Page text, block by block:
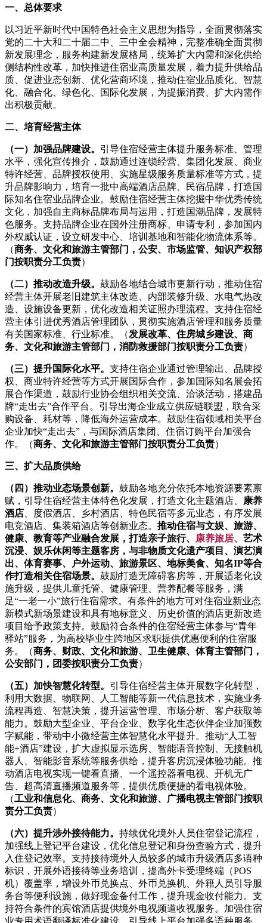
一、总体要求
以习近平新时代中国特色社会主义思想为指导，全面贯彻落实
党的二十大和二十届二中、三中全会精神，完整准确全面贯彻
新发展理念，服务构建新发展格局，统筹扩大内需和深化供给
侧结构性改革，加快推进住宿业高质量发展，着力提升供给品
质、促进业态创新、优化营商环境，推动住宿业品质化、智慧
化、融合化、绿色化、国际化发展，为提振消费、扩大内需作
出积极贡献。
二、培育经营主体
（一）加强品牌建设。 引导住宿经营主体提升服务标准、管理
水平，强化宣传推介，鼓励通过连锁经营、集团化发展、商业
特许经营、品牌授权使用、实施星级服务质量标准等方式，提
升品牌影响力，培育一批中高端酒店品牌、民宿品牌，打造国
际知名住宿业品牌企业。鼓励住宿经营主体挖掘中华优秀传统
文化，加强自主商标品牌布局与运用，打造国潮品牌，发展特
色服务。支持品牌企业在国外注册商标、申请专利，参加国内
外权威认证，设立研发中心、培训基地和智能化物流体系等。
（商务、文化和旅游主管部门，公安、市场监管、知识产权部
门按职责分工负责）
（二）推动改造升级。 鼓励各地结合城市更新行动，推动住宿
经营主体开展老旧建筑主体改造、内部装修升级、水电气热改
造、设施设备更新，优化改造相关证照办理流程。支持住宿经
营主体引进优秀酒店管理团队，贯彻实施酒店管理和服务质量
有关国家标准、行业标准。（发展改革、住房城乡建设、商
务、文化和旅游主管部门，消防救援部门按职责分工负责）
（三）提升国际化水平。 支持住宿企业通过管理输出、品牌授
权、商业特许经营等方式开展国际合作，参加国际知名展会拓
展合作渠道，鼓励行业协会组织相关交流、洽谈活动，搭建品
牌“走出去”合作平台。引导出海企业成立供应链联盟，联合采
购设备、耗材等，降低海外运营成本。鼓励住宿领域相关平台
企业加快“走出去”，与国际酒店集团、住宿订购平台加强合
作。（商务、文化和旅游主管部门按职责分工负责）
三、扩大品质供给
（四）推动业态场景创新。 鼓励各地充分依托本地资源要素禀
赋，引导住宿经营主体特色化发展，打造文化主题酒店、
康养
酒店 、度假酒店、乡村酒店、特色民宿等多元业态，有序发展
电竞酒店、集装箱酒店等创新业态。 推动住宿与文娱、旅游、
健康、教育等产业融合发展，打造亲子旅行、
康养旅居、 艺术
沉浸、娱乐休闲等主题客房，与非物质文化遗产项目、演艺演
出、体育赛事、户外运动、旅游景区、地标美食、知名IP等合
作打造相关住宿场景。 鼓励打造无障碍客房等，开展适老化设
施升级，提供儿童托管、健康管理、营养配餐等服务，满
足“一老一小”旅行住宿需求。有条件的地方可对住宿业新业态
新模式新场景建设和具有地标意义、历史价值的酒店更新改造
项目给予政策支持。鼓励符合条件的住宿经营主体参与“青年
驿站”服务，为高校毕业生跨地区求职提供优惠便利的住宿服
务。（商务、财政、文化和旅游、卫生健康、体育主管部门，
公安部门，团委按职责分工负责）
（五）加快智慧化转型。 引导住宿经营主体开展数字化转型，
利用大数据、物联网、人工智能等新一代信息技术，实施业务
流程再造、智慧决策，提升运营管理、市场分析、客户获取等
能力。鼓励大型企业、平台企业、数字化生态伙伴企业加强数
字赋能，带动中小微经营主体智慧化水平提升。推动“人工智
能+酒店”建设，扩大虚拟显示选房、智能语音控制、无接触机
器人、智能影音系统等服务供给，提升客房沉浸体验功能。推
动酒店电视实现一键看直播、一个遥控器看电视、开机无广
告、超高清直播频道服务等，提供优质便捷的看电视体验。
（工业和信息化、商务、文化和旅游、广播电视主管部门按职
责分工负责）
（六）提升涉外接待能力。 持续优化境外人员住宿登记流程，
加强线上登记平台建设，优化信息登记和身份查验方式，提升
入住登记效率。支持接待境外人员较多的城市升级酒店多语种
标识，开展外语接待等业务培训，提高外卡受理终端（POS
机）覆盖率，增设外币兑换点、外币兑换机、外籍人员引导服
务台等便利设施，做好现金备付工作，提升现金收付能力。支
持符合条件的宾馆酒店提供境外电视频道收视服务。加强住宿
业专用术语翻译标准化建设，引导线上平台加强多语种服务，